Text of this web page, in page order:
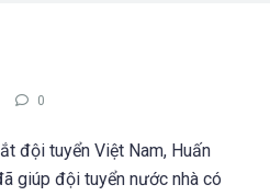
0
đội tuyển Việt Nam, Huấn
giúp đội tuyển nước nhà có